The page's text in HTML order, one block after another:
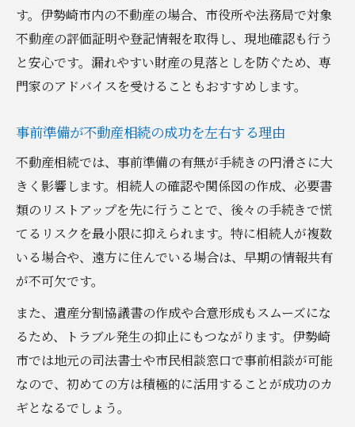
す。伊勢崎市内の不動産の場合、市役所や法務局で対象
不動産の評価証明や登記情報を取得し、現地確認も行う
と安心です。漏れやすい財産の見落としを防ぐため、専
門家のアドバイスを受けることもおすすめします。
事前準備が不動産相続の成功を左右する理由
不動産相続では、事前準備の有無が手続きの円滑さに大
きく影響します。相続人の確認や関係図の作成、必要書
類のリストアップを先に行うことで、後々の手続きで慌
てるリスクを最小限に抑えられます。特に相続人が複数
いる場合や、遠方に住んでいる場合は、早期の情報共有
が不可欠です。
また、遺産分割協議書の作成や合意形成もスムーズにな
るため、トラブル発生の抑止にもつながります。伊勢崎
市では地元の司法書士や市民相談窓口で事前相談が可能
なので、初めての方は積極的に活用することが成功のカ
ギとなるでしょう。